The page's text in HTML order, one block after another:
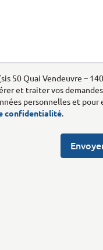
50 Quai Vendeuvre –
et traiter vos
personnelles et
confidentialité.